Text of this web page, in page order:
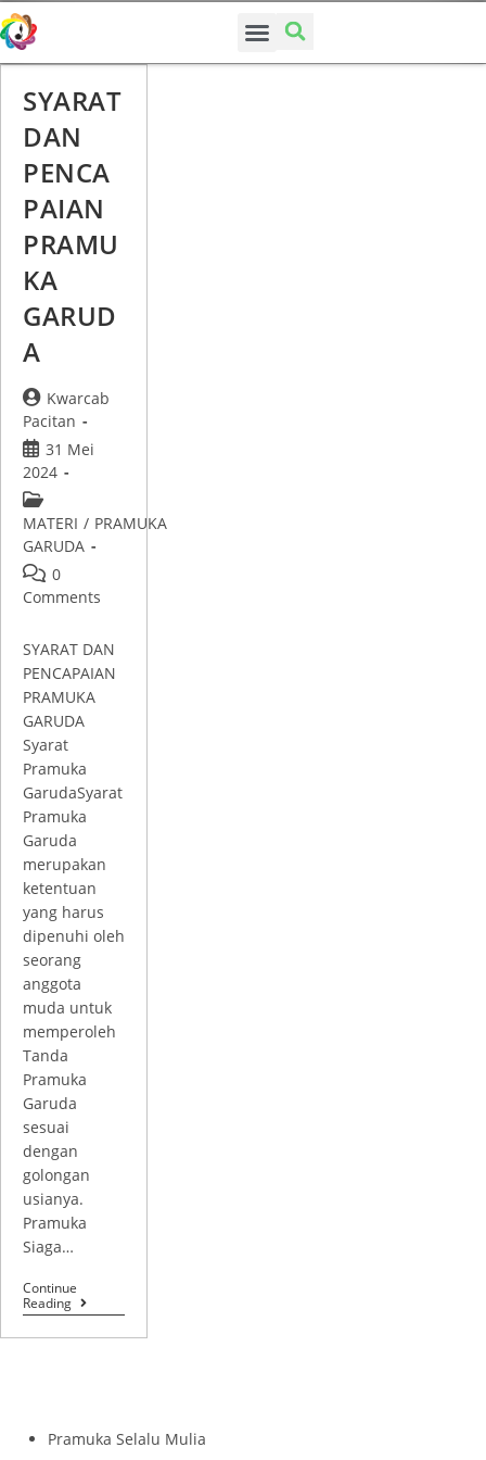
SYARAT
DAN
PENCA
PAIAN
PRAMU
KA
GARUD
A
Kwarcab
Pacitan
31 Mei
2024
MATERI / PRAMUKA
GARUDA
0
Comments
SYARAT DAN
PENCAPAIAN
PRAMUKA
GARUDA
Syarat
Pramuka
GarudaSyarat
Pramuka
Garuda
merupakan
ketentuan
yang harus
dipenuhi oleh
seorang
anggota
muda untuk
memperoleh
Tanda
Pramuka
Garuda
sesuai
dengan
golongan
usianya.
Pramuka
Siaga…
Continue
Reading
Pramuka Selalu Mulia